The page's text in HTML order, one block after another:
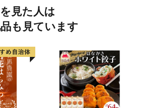
おせち
日 お届
見た人は
も見ています